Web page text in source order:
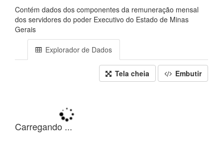
Contém dados dos componentes da remuneração mensal
dos servidores do poder Executivo do Estado de Minas
Gerais
Explorador de Dados
Tela cheia Embutir